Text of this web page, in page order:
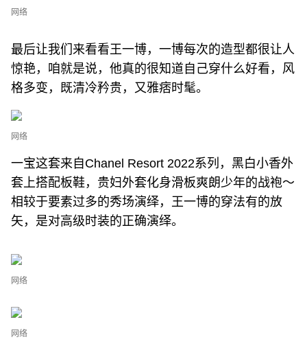
网络
最后让我们来看看王一博，一博每次的造型都很让人
惊艳，咱就是说，他真的很知道自己穿什么好看，风
格多变，既清冷矜贵，又雅痞时髦。
网络
一宝这套来自Chanel Resort 2022系列，黑白小香外
套上搭配板鞋，贵妇外套化身滑板爽朗少年的战袍～
相较于要素过多的秀场演绎，王一博的穿法有的放
矢，是对高级时装的正确演绎。
网络
网络